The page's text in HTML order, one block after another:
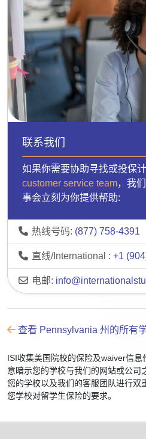
联系我们
如果你需要协助寻找或投保
customer service team，我
事会立刻为你提供帮助:
热线号码: (877) 758-4391
直线/International : +1
电邮:
查看 Pennsylvania 州的所有
ISI收集美国院校的保险及waiver信
意暗示您的学校与我们的网站或公司
您的学校以及我们的客服团队进行双
您学校对留学生保险的要求。